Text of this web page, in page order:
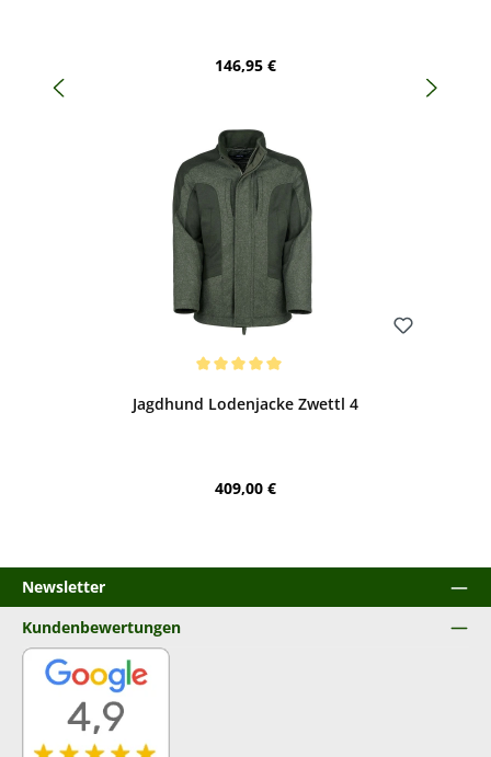
Regulärer Preis:
146,95 €
Jagdhund Lodenjacke Zwettl 4
Regulärer Preis:
409,00 €
Newsletter
Kundenbewertungen